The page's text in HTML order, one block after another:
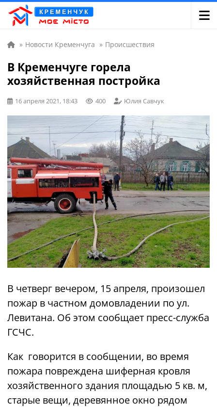
» Новости Кременчуга » Происшествия
В Кременчуге горела
хозяйственная постройка
16 апреля 2021, 18:43 400 Юлия Савчук
В четверг вечером, 15 апреля, произошел
пожар в частном домовладении по ул.
Левитана. Об этом сообщает пресс-служба
ГСЧС.
Как говорится в сообщении, во время
пожара повреждена шиферная кровля
хозяйственного здания площадью 5 кв. м,
старые вещи, деревянное окно рядом